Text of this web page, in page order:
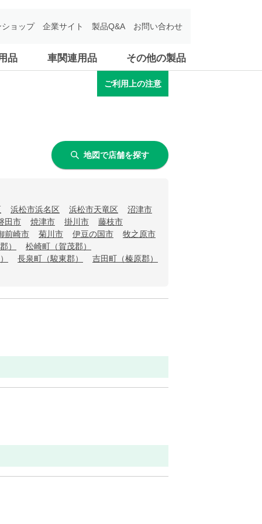
品 車関連用品 その他の製品
ョップ 企業サイト 製品Q&A お問い合わせ
ご利用上の注意
地図で店舗を探す
浜松市浜名区 浜松市天竜区
沼津市
田市
焼津市 掛川市
藤枝市
前崎市
菊川市 伊豆の国市
牧之原市
）
松崎町（賀茂郡）
長泉町（駿東郡） 吉田町（榛原郡）